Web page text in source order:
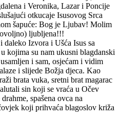
i Veronika, Lazar i Poncije
otkucaje Isusovog Srca
šapuće: Bog je Ljubav! Molim
ljubljena!!!
daleko Izvora i Ušća Isus sa
kojima su nam ukusni blagdanski
i sam, osjećam i vidim
i slijede Božja djeca. Kao
brata vuka, sretni brat magarac
sin koji se vraća u Očev
spašena ovca na
koji prihvaća blagoslov križa